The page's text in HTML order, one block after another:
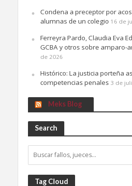
Condena a preceptor por
alumnas de un colegio 16 de
Ferreyra Pardo, Claudia Eva
GCBA y otros sobre amparo-
de 2026
Histórico: La justicia porteña
competencias penales 3 de
Meks Blog
Search
Tag Cloud